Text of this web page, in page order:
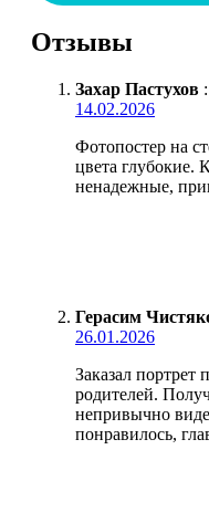
Отзывы
Захар Пастухов :
14.02.2026
Фотопостер на
цвета глубокие.
ненадежные,
Герасим
26.01.2026
Заказал портрет
родителей.
непривычно
понравилось,